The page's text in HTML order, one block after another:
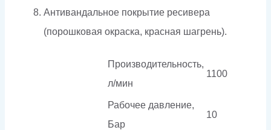
Антивандальное покрытие ресивера
(порошковая окраска, красная шагрень).
Производительность,
л/мин
1100
Рабочее давление,
Бар
10